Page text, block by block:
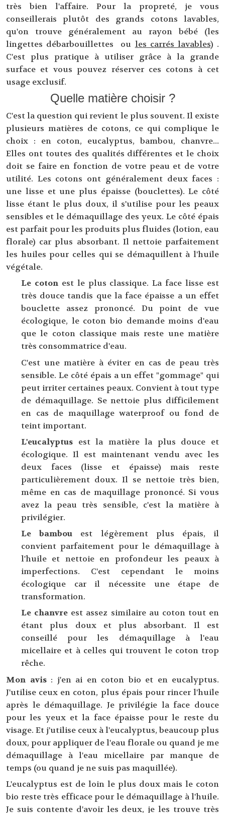
très bien l'affaire. Pour la propreté, je vous
conseillerais plutôt des grands cotons lavables,
qu'on trouve généralement au rayon bébé (les
lingettes débarbouillettes ou les carrés lavables) .
C'est plus pratique à utiliser grâce à la grande
surface et vous pouvez réserver ces cotons à cet
usage exclusif.
Quelle matière choisir ?
C'est la question qui revient le plus souvent. Il existe
plusieurs matières de cotons, ce qui complique le
choix : en coton, eucalyptus, bambou, chanvre...
Elles ont toutes des qualités différentes et le choix
doit se faire en fonction de votre peau et de votre
utilité. Les cotons ont généralement deux faces :
une lisse et une plus épaisse (bouclettes). Le côté
lisse étant le plus doux, il s'utilise pour les peaux
sensibles et le démaquillage des yeux. Le côté épais
est parfait pour les produits plus fluides (lotion, eau
florale) car plus absorbant. Il nettoie parfaitement
les huiles pour celles qui se démaquillent à l'huile
végétale.
Le cotonest le plus classique. La face lisse est
très douce tandis que la face épaisse a un effet
bouclette assez prononcé. Du point de vue
écologique, le coton bio demande moins d'eau
que le coton classique mais reste une matière
très consommatrice d'eau.
C'est une matière à éviter en cas de peau très
sensible. Le côté épais a un effet "gommage" qui
peut irriter certaines peaux. Convient à tout type
de démaquillage. Se nettoie plus difficilement
en cas de maquillage waterproof ou fond de
teint important.
L'eucalyptus est la matière la plus douce et
écologique. Il est maintenant vendu avec les
deux faces (lisse et épaisse) mais reste
particulièrement doux. Il se nettoie très bien,
même en cas de maquillage prononcé. Si vous
avez la peau très sensible, c'est la matière à
privilégier.
Le bambou est légèrement plus épais, il
convient parfaitement pour le démaquillage à
l'huile et nettoie en profondeur les peaux à
imperfections. C'est cependant le moins
écologique car il nécessite une étape de
transformation.
Le chanvre est assez similaire au coton tout en
étant plus doux et plus absorbant. Il est
conseillé pour les démaquillage à l'eau
micellaire et à celles qui trouvent le coton trop
rêche.
Mon avis: j'en ai en coton bio et en eucalyptus.
J'utilise ceux en coton, plus épais pour rincer l'huile
après le démaquillage. Je privilégie la face douce
pour les yeux et la face épaisse pour le reste du
visage. Et j'utilise ceux à l'eucalyptus, beaucoup plus
doux, pour appliquer de l'eau florale ou quand je me
démaquillage à l'eau micellaire par manque de
temps (ou quand je ne suis pas maquillée).
L'eucalyptus est de loin le plus doux mais le coton
bio reste très efficace pour le démaquillage à l'huile.
Je suis contente d'avoir les deux, je les trouve très